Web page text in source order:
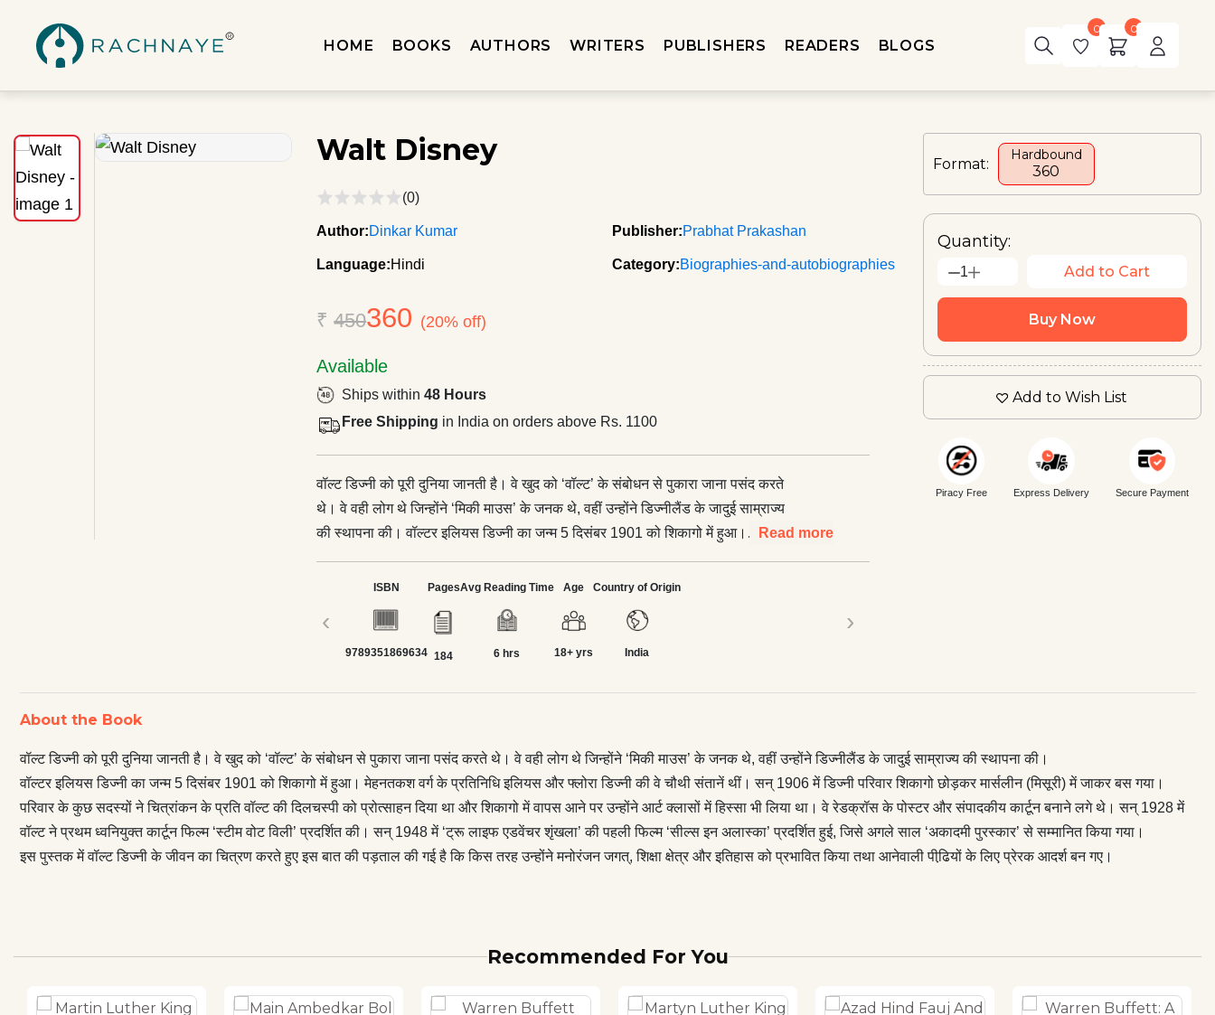
HOME BOOKS AUTHORS WRITERS PUBLISHERS READERS BLOGS
0 0
Walt Disney
(0)
Author:Dinkar Kumar Publisher:Prabhat Prakashan
Language:Hindi Category:Biographies-and-autobiographies
₹450360 (20% off)
Available
Ships within48 Hours
Free Shipping in India on orders above Rs. 1100
वॉल्ट डिज्नी को पूरी दुनिया जानती है। वे खुद को ‘वॉल्ट’ के संबोधन से पुकारा जाना पसंद करते
थे। वे वही लोग थे जिन्होंने ‘मिकी माउस’ के जनक थे, वहीं उन्होंने डिज्नीलैंड के जादुई साम्राज्य
की स्थापना की। वॉल्टर इलियस डिज्नी का जन्म 5 दिसंबर 1901 को शिकागो में हुआ।
डिज्नी परिवार शिकागो छोड़कर मार्सलीन (मिसूरी) में जाकर बस गया। परिवार के कुछ सदस्यों ने
चित्रांकन के प्रति वॉल्ट की दिलचस्पी को प्रोत्साहन दिया था और शिकागो में वापस आने पर
उन्होंने आर्ट क्लासों में हिस्सा भी लिया था। वे रेडक्रॉस के पोस्टर और संपादकीय कार्टून बनाने
लगे थे। सन् 1928 में वॉल्ट ने प्रथम ध्वनियुक्त कार्टून फिल्म ‘स्टीम वोट विली’ प्रदर्शित की।
शिक्षा क्षेत्र और इतिहास को प्रभावित किया तथा आनेवाली पीढि़यों के लिए प्रेरक आदर्श बन
गए।
Read more
‹
ISBN
9789351869634
Pages
184
Avg Reading Time
6 hrs
Age
18+ yrs
Country of Origin
India
›
Format:
Hardbound
₹360
Quantity:
1 Add to Cart
Buy Now
Add to Wish List
Piracy Free Express Delivery Secure Payment
About the Book
वॉल्ट डिज्नी को पूरी दुनिया जानती है। वे खुद को ‘वॉल्ट’ के संबोधन से पुकारा जाना पसंद करते थे। वे वही लोग थे जिन्होंने ‘मिकी माउस’ के जनक थे, वहीं उन्होंने डिज्नीलैंड के जादुई साम्राज्य की स्थापना की।
वॉल्टर इलियस डिज्नी का जन्म 5 दिसंबर 1901 को शिकागो में हुआ। मेहनतकश वर्ग के प्रतिनिधि इलियस और फ्लोरा डिज्नी की वे चौथी संतानें थीं। सन् 1906 में डिज्नी परिवार शिकागो छोड़कर मार्सलीन (मिसूरी) में जाकर बस गया।
परिवार के कुछ सदस्यों ने चित्रांकन के प्रति वॉल्ट की दिलचस्पी को प्रोत्साहन दिया था और शिकागो में वापस आने पर उन्होंने आर्ट क्लासों में हिस्सा भी लिया था। वे रेडक्रॉस के पोस्टर और संपादकीय कार्टून बनाने लगे थे। सन् 1928 में
वॉल्ट ने प्रथम ध्वनियुक्त कार्टून फिल्म ‘स्टीम वोट विली’ प्रदर्शित की। सन् 1948 में ‘ट्रू लाइफ एडवेंचर शृंखला’ की पहली फिल्म ‘सील्स इन अलास्का’ प्रदर्शित हुई, जिसे अगले साल ‘अकादमी पुरस्कार’ से सम्मानित किया गया।
इस पुस्तक में वॉल्ट डिज्नी के जीवन का चित्रण करते हुए इस बात की पड़ताल की गई है कि किस तरह उन्होंने मनोरंजन जगत्, शिक्षा क्षेत्र और इतिहास को प्रभावित किया तथा आनेवाली पीढि़यों के लिए प्रेरक आदर्श बन गए।
Recommended For You